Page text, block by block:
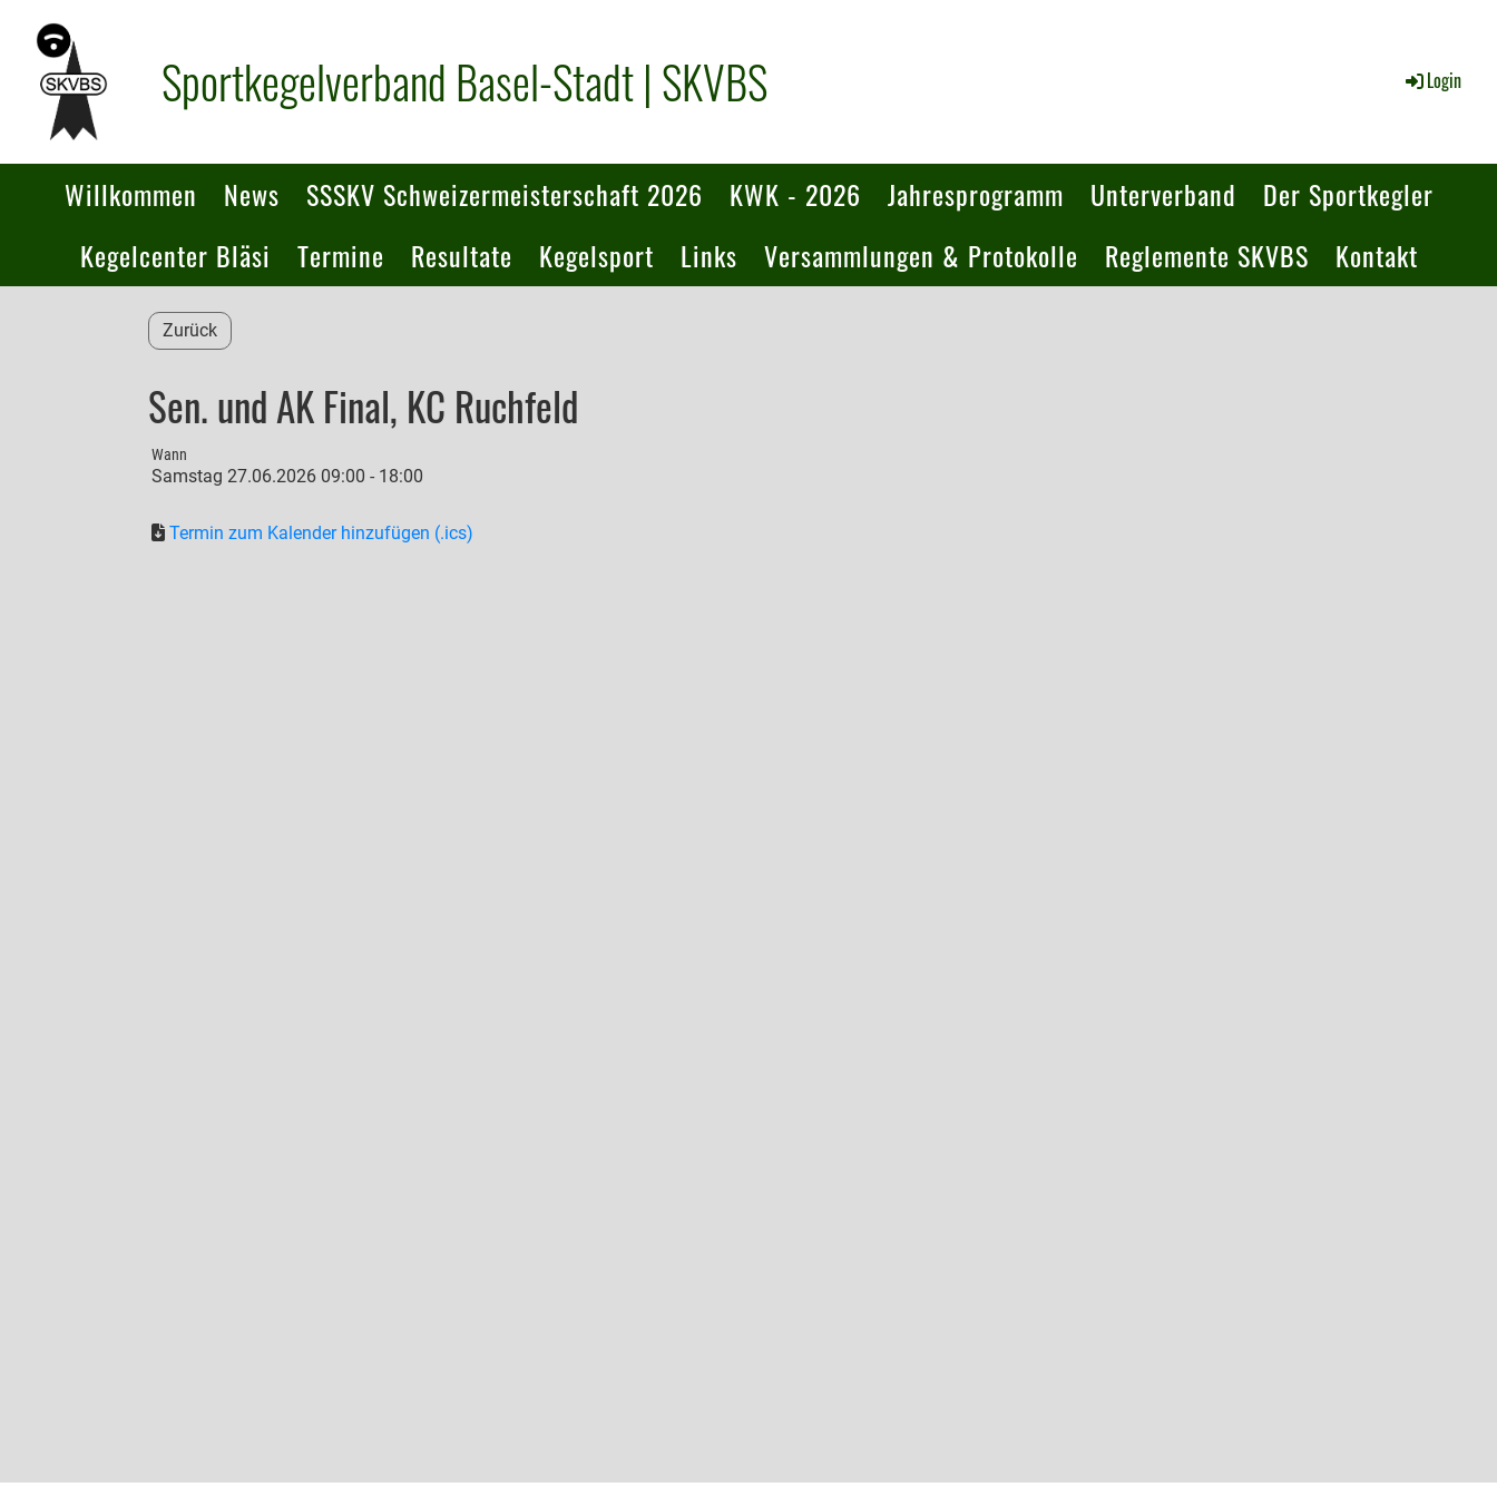
Sportkegelverband Basel-Stadt | SKVBS Login
Willkommen News SSSKV Schweizermeisterschaft 2026 KWK - 2026 Jahresprogramm Unterverband
Der Sportkegler
Kegelcenter Bläsi
Termine Resultate Kegelsport Links Versammlungen & Protokolle Reglemente SKVBS Kontakt
Zurück
Sen. und AK Final, KC Ruchfeld
Wann
Samstag 27.06.2026 09:00 - 18:00
Termin zum Kalender hinzufügen (.ics)